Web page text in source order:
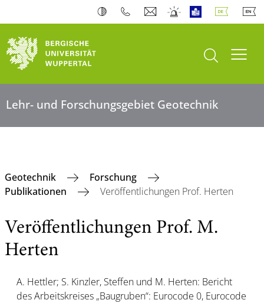
Suche öffnen
Lehr- und Forschungsgebiet Geotechnik
Geotechnik
Forschung
Publikationen
Veröffentlichungen Prof. Herten
Veröffentlichungen Prof. M.
Herten
A. Hettler; S. Kinzler, Steffen und M. Herten: Bericht
des Arbeitskreises „Baugruben“: Eurocode 0, Eurocode